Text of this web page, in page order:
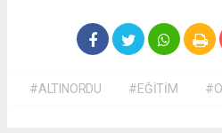
#ALTINORDU #EĞİTİM